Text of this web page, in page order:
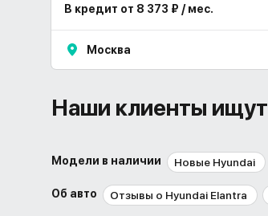
В кредит от 8 373 ₽ / мес.
Москва
Наши клиенты ищут
Модели в наличии Новые Hyundai
Об авто Отзывы о Hyundai Elantra